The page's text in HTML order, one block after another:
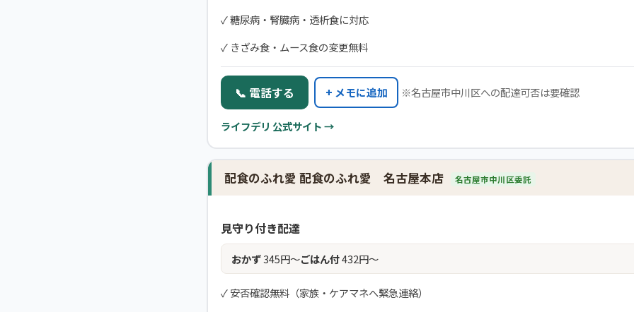
✓ 糖尿病・腎臓病・透析食に対応
✓ きざみ食・ムース食の変更無料
📞 電話する + メモに追加 ※名古屋市中川区への配達可否は要確認
ライフデリ 公式サイト →
配食のふれ愛 配食のふれ愛 名古屋本店 名古屋市中川区委託
見守り付き配達
おかず345円〜ごはん付432円〜
✓ 安否確認無料（家族・ケアマネへ緊急連絡）